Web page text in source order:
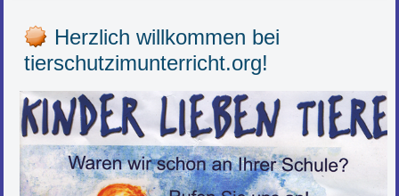
Herzlich willkommen bei
tierschutzimunterricht.org!